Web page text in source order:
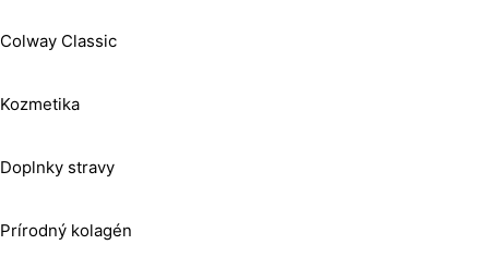
Colway Classic
Kozmetika
Doplnky stravy
Prírodný kolagén